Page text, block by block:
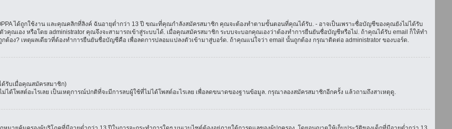
ได้ถูกใช้งาน และคุณคลิกที่ลิงค์ ฉันอายุต่ำกว่า 13 ปี ขณะที่คุณกำลังสมัครสมาชิก คุณจะต้องทำตามขั้นตอนที่คุณได้รับ. - อาจเป็นเพราะชื่อบัญชีของคุณยังไม่ได้รับ
ณเอง หรือโดย administrator คุณจึงจะสามารถเข้าสู่ระบบได้. เมื่อคุณสมัครสมาชิก ระบบจะบอกคุณเองว่าต้องทำการยืนยันชื่อบัญชีหรือไม่. ถ้าคุณได้รับ email ก็ให้ทำ
ง? เหตุผลเดียวที่ต้องทำการยืนยันชื่อบัญชีคือ เพื่อลดการปลอมแปลงตัวเข้ามาสู่บอร์ด. ถ้าคุณแน่ใจว่า email นั้นถูกต้อง กรุณาติดต่อ administrator ของบอร์ด.
รับเมื่อคุณสมัครสมาชิก)
ด้โพสต์อะไรเลย เป็นเหตุการณ์ปกติที่จะมีการลบผู้ใช้ที่ไม่ได้โพสต์อะไรเลย เพื่อลดขนาดของฐานข้อมูล. กรุณาลองสมัครสมาชิกอีกครั้ง แล้วถามถึงสาเหตุดู.